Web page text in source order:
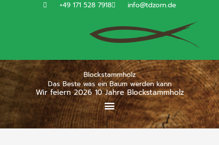
+49 171 528 7918 info@tdzorn.de
Blockstammholz
Das Beste was ein Baum werden kann
Wir feiern 2026 10 Jahre Blockstammholz